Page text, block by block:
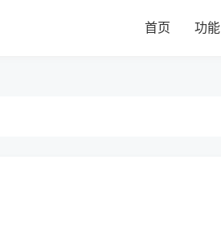
首页 功能